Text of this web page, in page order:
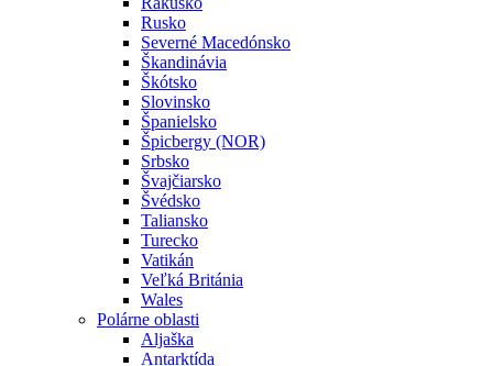
Rusko
Severné Macedónsko
Škandinávia
Škótsko
Slovinsko
Španielsko
Špicbergy (NOR)
Srbsko
Švajčiarsko
Švédsko
Taliansko
Turecko
Vatikán
Veľká Británia
Wales
Polárne oblasti
Aljaška
Antarktída